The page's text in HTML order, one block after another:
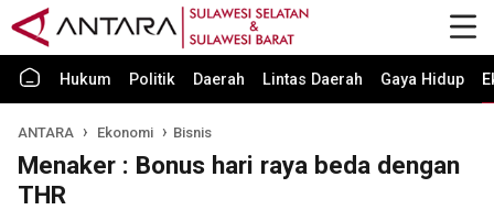
Hukum Politik Daerah Lintas Daerah Gaya Hidup
ANTARA Ekonomi Bisnis
Menaker : Bonus hari raya beda dengan
THR